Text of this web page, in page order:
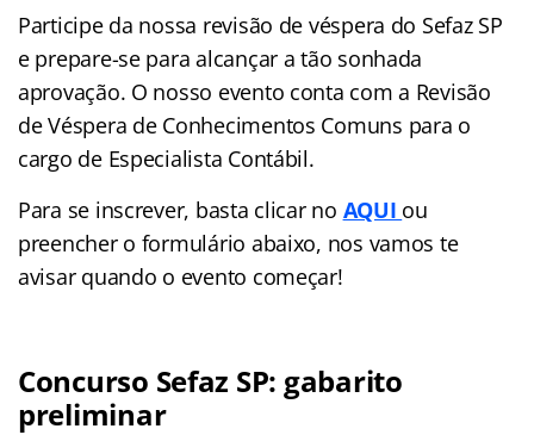
Participe da nossa revisão de véspera do Sefaz SP
e prepare-se para alcançar a tão sonhada
aprovação. O nosso evento conta com a Revisão
de Véspera de Conhecimentos Comuns para o
cargo de Especialista Contábil.
Para se inscrever, basta clicar no AQUI ou
preencher o formulário abaixo, nos vamos te
avisar quando o evento começar!
Concurso Sefaz SP: gabarito
preliminar